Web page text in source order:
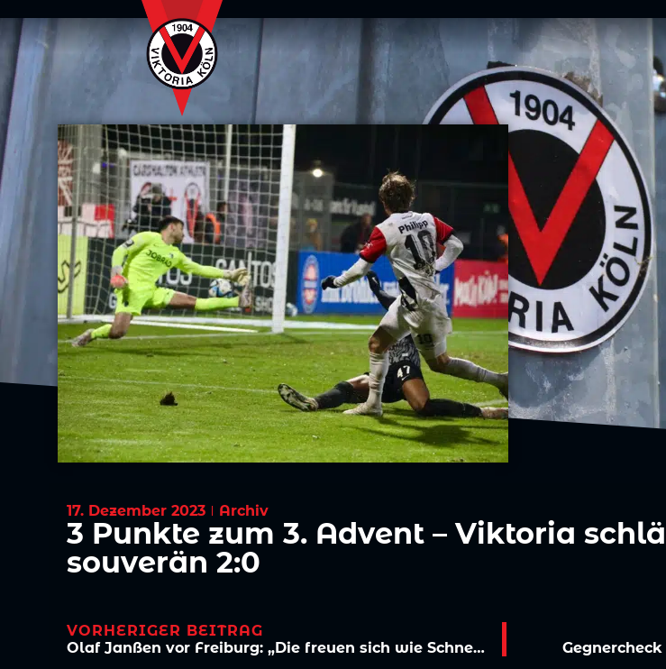
17. Dezember 2023 Archiv
3 Punkte zum 3. Advent – Viktoria
souverän 2:0
VORHERIGER BEITRAG
Olaf Janßen vor Freiburg: „Die freuen sich wie Schneekönige“